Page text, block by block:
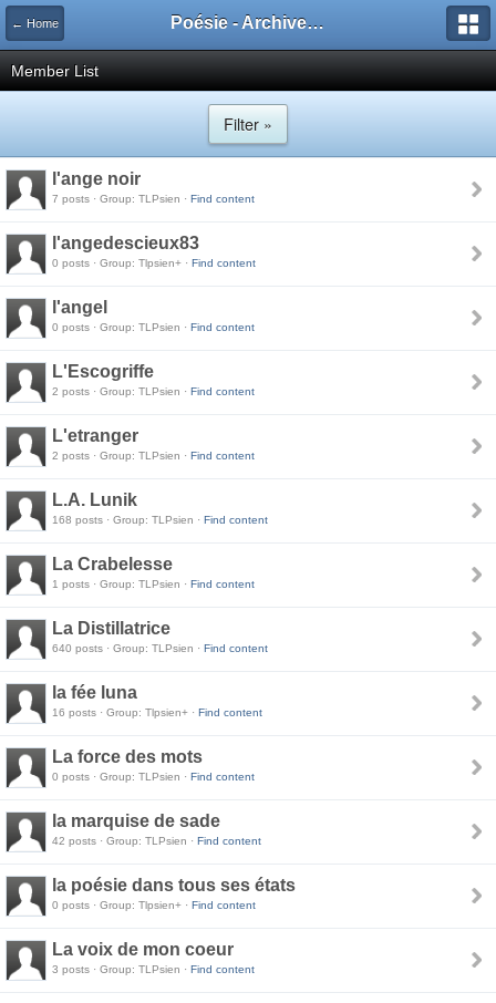
← Home Poésie - Archives de Toute La Poésie - 2005 - 2006
Member List
Filter »
l'ange noir
7 posts · Group: TLPsien · Find content
l'angedescieux83
0 posts · Group: Tlpsien+ · Find content
l'angel
0 posts · Group: TLPsien · Find content
L'Escogriffe
2 posts · Group: TLPsien · Find content
L'etranger
2 posts · Group: TLPsien · Find content
L.A. Lunik
168 posts · Group: TLPsien · Find content
La Crabelesse
1 posts · Group: TLPsien · Find content
La Distillatrice
640 posts · Group: TLPsien · Find content
la fée luna
16 posts · Group: Tlpsien+ · Find content
La force des mots
0 posts · Group: TLPsien · Find content
la marquise de sade
42 posts · Group: TLPsien · Find content
la poésie dans tous ses états
0 posts · Group: Tlpsien+ · Find content
La voix de mon coeur
3 posts · Group: TLPsien · Find content